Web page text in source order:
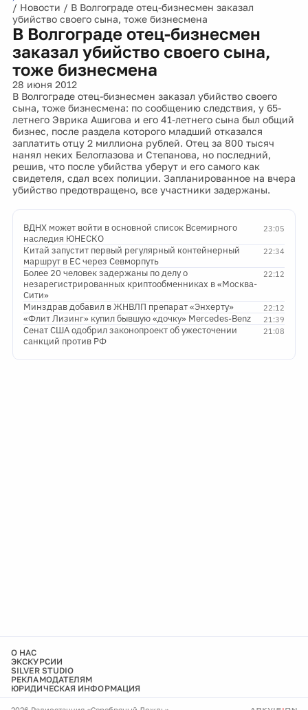
/ Новости / В Волгограде отец-бизнесмен заказал
убийство своего сына, тоже бизнесмена
В Волгограде отец-бизнесмен
заказал убийство своего сына,
тоже бизнесмена
28 июня 2012
В Волгограде отец-бизнесмен заказал убийство своего
сына, тоже бизнесмена: по сообщению следствия, у 65-
летнего Эврика Ашигова и его 41-летнего сына был общий
бизнес, после раздела которого младший отказался
заплатить отцу 2 миллиона рублей. Отец за 800 тысяч
нанял неких Белоглазова и Степанова, но последний,
решив, что после убийства уберут и его самого как
свидетеля, сдал всех полиции. Запланированное на вчера
убийство предотвращено, все участники задержаны.
23:05
ВДНХ может войти в основной список Всемирного
наследия ЮНЕСКО
22:34
Китай запустит первый регулярный контейнерный
маршрут в ЕС через Севморпуть
22:12
Более 20 человек задержаны по делу о
незарегистрированных криптообменниках в «Москва-
Сити»
22:12
Минздрав добавил в ЖНВЛП препарат «Энхерту»
21:39
«Флит Лизинг» купил бывшую «дочку» Mercedes-Benz
21:08
Сенат США одобрил законопроект об ужесточении
санкций против РФ
О НАС
ЭКСКУРСИИ
SILVER STUDIO
РЕКЛАМОДАТЕЛЯМ
ЮРИДИЧЕСКАЯ ИНФОРМАЦИЯ